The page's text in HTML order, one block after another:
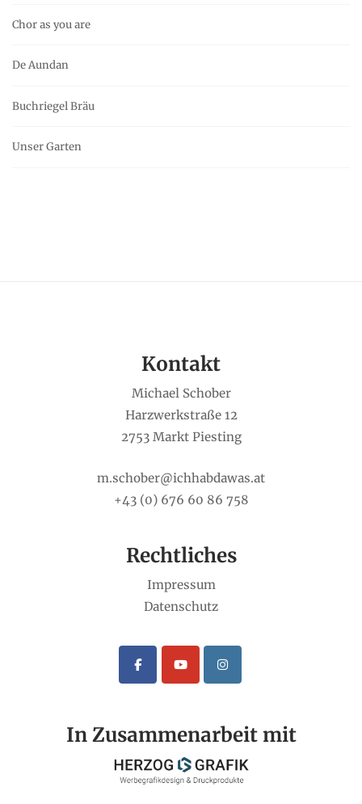
Chor as you are
De Aundan
Buchriegel Bräu
Unser Garten
Kontakt
Michael Schober
Harzwerkstraße 12
2753 Markt Piesting
m.schober@ichhabdawas.at
+43 (0) 676 60 86 758
Rechtliches
Impressum
Datenschutz
In Zusammenarbeit mit